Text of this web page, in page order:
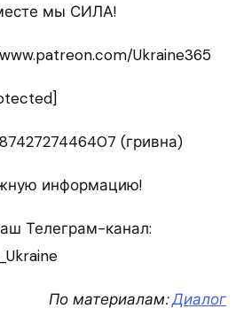
мы СИЛА!
Ukraine365
(гривна)
информацию!
Телеграм-канал:
По материалам:Диалог